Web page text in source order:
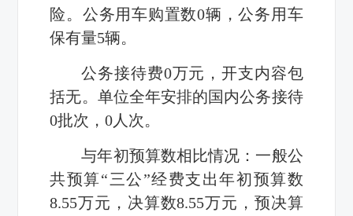
险。公务用车购置数0辆，公务用车
保有量5辆。
公务接待费0万元，开支内容包
括无。单位全年安排的国内公务接待
0批次，0人次。
与年初预算数相比情况：一般公
共预算“三公”经费支出年初预算数
8.55万元，决算数8.55万元，预决算